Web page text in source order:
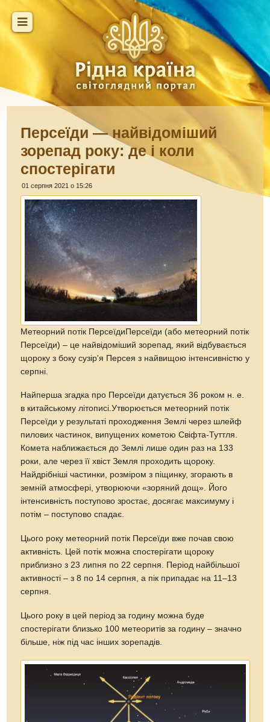
Персеїди — найвідоміший
зорепад року: де і коли
спостерігати
01 серпня 2021 о 15:26
Метеорний потік ПерсеїдиПерсеїди (або метеорний потік
Персеїди) – це найвідоміший зорепад, який відбувається
щороку з боку сузір'я Персея з найвищою інтенсивністю у
серпні.
Найперша згадка про Персеїди датується 36 роком н. е.
в китайському літописі.Утворюється метеорний потік
Персеїди у результаті проходження Землі через шлейф
пилових частинок, випущених кометою Свіфта-Туттля.
Комета наближається до Землі лише один раз на 133
роки, але через її хвіст Земля проходить щороку.
Найдрібніші частинки, розміром з піщинку, згорають в
земній атмосфері, утворюючи «зоряний дощ». Його
інтенсивність поступово зростає, досягає максимуму і
потім – поступово спадає.
Цього року метеорний потік Персеїди вже почав свою
активність. Цей потік можна спостерігати щороку
приблизно з 23 липня по 22 серпня. Період найбільшої
активності – з 8 по 14 серпня, а пік припадає на 11–13
серпня.
Цього року в цей період за годину можна буде
спостерігати близько 100 метеоритів за годину – значно
більше, ніж під час інших зорепадів.